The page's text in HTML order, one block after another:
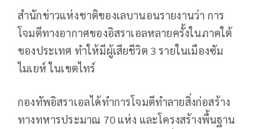
สำนักข่าวแห่งชาติของเลบานอนรายงานว่า การ
โจมตีทางอากาศของอิสราเอลหลายครั้งในภาคใต้
ของประเทศ ทำให้มีผู้เสียชีวิต 3 รายในเมืองซัม
ไมเยห์ ในเขตไทร์
กองทัพอิสราเอลได้ทำการโจมตีทำลายสิ่งก่อสร้าง
ทางทหารประมาณ 70 แห่ง และโครงสร้างพื้นฐาน